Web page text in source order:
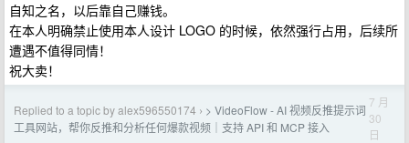
自知之名，以后靠自己赚钱。
在本人明确禁止使用本人设计 LOGO 的时候，依然强行占用，后续所
遭遇不值得同情！
祝大卖！
Replied to a topic by alex596550174 › > VideoFlow - AI 视频反推提示词
工具网站，帮你反推和分析任何爆款视频｜支持 API 和 MCP 接入
7 月
30
日